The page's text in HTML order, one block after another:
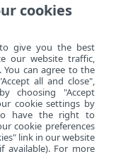
>ESET
cookies
give you the best
our website traffic,
You can agree to the
all and close",
choosing "Accept
cookie settings by
have the right to
cookie preferences
link in our website
For more